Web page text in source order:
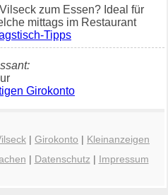
zum Essen? Ideal für
mittags im Restaurant
Tipps
Girokonto
| Girokonto | Kleinanzeigen
| Datenschutz | Impressum